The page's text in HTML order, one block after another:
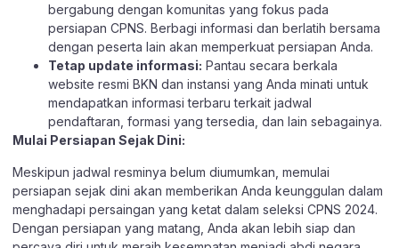
bergabung dengan komunitas yang fokus pada
persiapan CPNS. Berbagi informasi dan berlatih bersama
dengan peserta lain akan memperkuat persiapan Anda.
Tetap update informasi: Pantau secara berkala
website resmi BKN dan instansi yang Anda minati untuk
mendapatkan informasi terbaru terkait jadwal
pendaftaran, formasi yang tersedia, dan lain sebagainya.
Mulai Persiapan Sejak Dini:
Meskipun jadwal resminya belum diumumkan, memulai
persiapan sejak dini akan memberikan Anda keunggulan dalam
menghadapi persaingan yang ketat dalam seleksi CPNS 2024.
Dengan persiapan yang matang, Anda akan lebih siap dan